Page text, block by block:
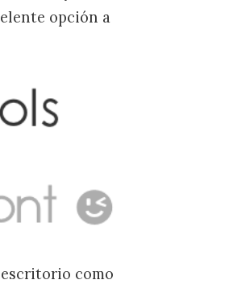
opción a
como